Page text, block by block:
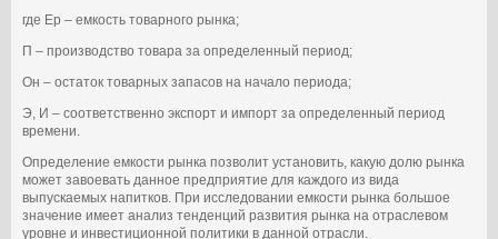
где Еp – емкость товарного рынка;
П – производство товара за определенный период;
Он – остаток товарных запасов на начало периода;
Э, И – соответственно экспорт и импорт за определенный период
времени.
Определение емкости рынка позволит установить, какую долю рынка
может завоевать данное предприятие для каждого из вида
выпускаемых напитков. При исследовании емкости рынка большое
значение имеет анализ тенденций развития рынка на отраслевом
уровне и инвестиционной политики в данной отрасли.